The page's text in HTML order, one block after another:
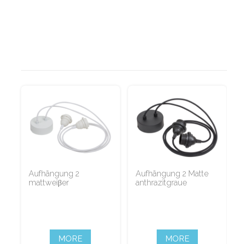
Aufhängung 2
mattweiβer
MORE
Aufhängung 2 Matte
anthrazitgraue
MORE